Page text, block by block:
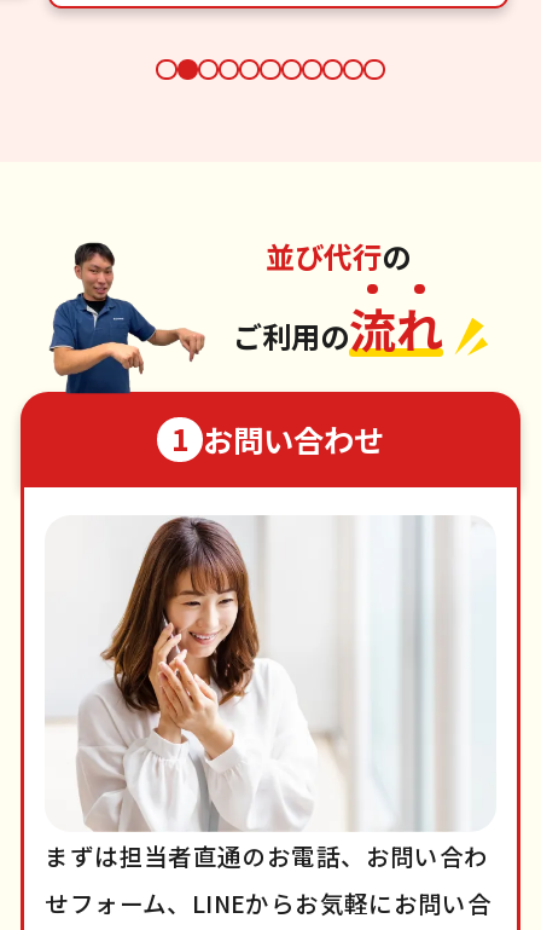
並び代行の
ご利用の流れ
1 お問い合わせ
まずは担当者直通のお電話、お問い合わ
せフォーム、LINEからお気軽にお問い合